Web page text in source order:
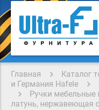
Главная
Каталог
и Германия Hafele
Ручки мебельные
латунь, нержавеющая